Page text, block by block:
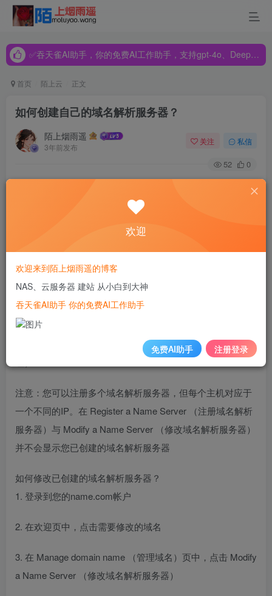
✅吞天雀AI助手，你的免费AI工作助手，支持gpt-4o、DeepSeek、Claude🔥🔥🔥🔥
✅吞天雀AI助手，你的免费AI工作助手，支持gpt-4o、DeepSeek、Claude🔥🔥🔥🔥
首页 陌上云 正文
如何创建自己的域名解析服务器？
陌上烟雨遥
3年前发布
关注 私信
52 0
1. 登录到您的name.com帐户
2. 在欢迎页中，选择您想编辑的域名
3. 3. 在 Manage domain name （管理域名）页中，点击
Rgeister a Name Server （注册域名解析服务器）
4. 输入主机名如( ns1, ns2 )，点击 Continue （继续）
5. 然后输入对应的解析服务器地址，点击 Add IP （添加IP地
注意：您可以注册多个域名解析服务器，但每个主机对应于
一个不同的IP。在 Register a Name Server （注册域名解析
服务器）与 Modify a Name Server （修改域名解析服务器）
并不会显示您已创建的域名解析服务器
如何修改已创建的域名解析服务器？
1. 登录到您的name.com帐户
2. 在欢迎页中，点击需要修改的域名
3. 在 Manage domain name （管理域名）页中，点击 Modify
a Name Server （修改域名解析服务器）
欢迎
欢迎来到陌上烟雨遥的博客
NAS、云服务器 建站 从小白到大神
吞天雀AI助手 你的免费AI工作助手
免费AI助手 注册登录